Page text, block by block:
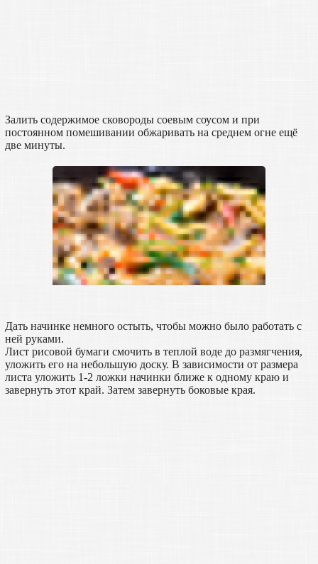
Залить содержимое сковороды соевым соусом и при
постоянном помешивании обжаривать на среднем огне ещё
две минуты.
Дать начинке немного остыть, чтобы можно было работать с
ней руками.
Лист рисовой бумаги смочить в теплой воде до размягчения,
уложить его на небольшую доску. В зависимости от размера
листа уложить 1-2 ложки начинки ближе к одному краю и
завернуть этот край. Затем завернуть боковые края.